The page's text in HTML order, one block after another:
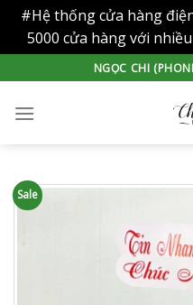
#Hệ thống cửa hàng
5000 cửa hàng với
to
content
NGỌC CHI
Sale